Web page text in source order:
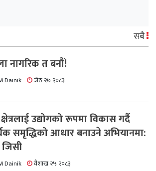
सबै
नागरिक त बनाैं!
Dainik जेठ २७ २०८३
उद्योगको रूपमा विकास गर्दै
समृद्धिको आधार बनाउने अभियानमा:
जिसी
Dainik वैशाख २५ २०८३